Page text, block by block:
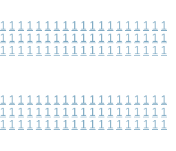
1 1 1 1 1 1 1 1 1 1 1 1 1 1 1 1 1 1 1
1 1 1 1 1 1 1 1 1 1 1 1 1 1 1 1 1 1 1
1 1 1 1 1 1 1 1 1 1 1 1 1 1 1 1 1 1 1
1 1 1 1 1 1 1 1 1 1 1 1 1 1 1 1 1 1 1
1 1 1 1 1 1 1 1 1 1 1 1 1 1 1 1 1 1 1
1 1 1 1 1 1 1 1 1 1 1 1 1 1 1 1 1 1 1